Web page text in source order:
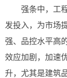
强条中，工程
发投入，为市场
强、品控水平高
效应加剧，加速
升，尤其是建筑